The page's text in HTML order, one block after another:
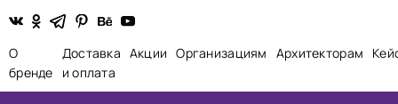
О
бренде
Доставка
и оплата
Акции Организациям Архитекторам